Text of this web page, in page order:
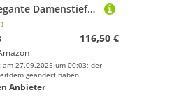
Wjnvfioo Elegante Damenstiefel mit niedrigen Absätzen, lang, braun, Winterstiefel, kniehohe Stiefel
116,50 €
27.09.2025 um 00:03; der
geändert haben.
Anbieter